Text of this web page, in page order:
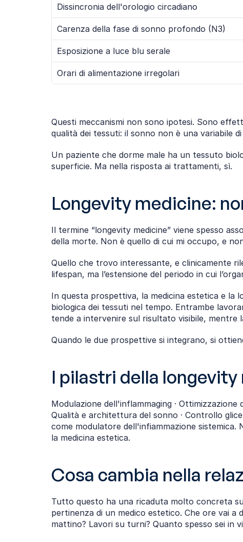
Dissincronia dell'orologio circadiano
Carenza della fase di sonno profondo (N3)
Esposizione a luce blu serale
Orari di alimentazione irregolari
Questi meccanismi non sono ipotesi. Sono
qualità dei tessuti: il sonno non è una variabile
Un paziente che dorme male ha un tessuto
superficie. Ma nella risposta ai trattamenti, sì.
Longevity medicine:
Il termine “longevity medicine” viene spesso
della morte. Non è quello di cui mi occupo, e
Quello che trovo interessante, e clinicamente
lifespan, ma l’estensione del periodo in cui
In questa prospettiva, la medicina estetica e la
biologica dei tessuti nel tempo. Entrambe
tende a intervenire sul risultato visibile, mentre
Quando le due prospettive si integrano, si
I pilastri della
Modulazione dell'inflammaging ·
Qualità e architettura del sonno · Controllo
come modulatore dell'infiammazione sistemica.
la medicina estetica.
Cosa cambia nella
Tutto questo ha una ricaduta molto concreta
pertinenza di un medico estetico. Che ore vai
mattino? Lavori su turni? Quanto spesso sei in